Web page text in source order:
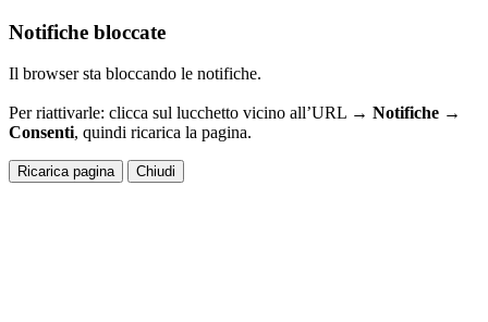
Notifiche bloccate
Il browser sta bloccando le notifiche.
Per riattivarle: clicca sul lucchetto vicino all’URL → Notifiche →
Consenti, quindi ricarica la pagina.
Ricarica pagina Chiudi